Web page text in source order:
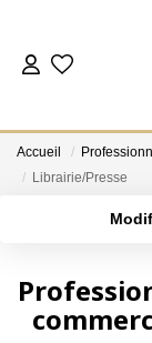
Accueil
Librairie/Presse